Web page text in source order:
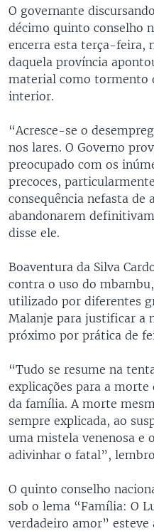
O governante
décimo quinto conselho
encerra esta terça-feira,
daquela província
material como tormento
interior.
“Acresce-se o
nos lares. O Governo
preocupado com os
precoces,
consequência nefasta de
abandonarem
disse ele.
Boaventura da Silva
contra o uso do
utilizado por diferentes
Malanje para justificar a
próximo por prática de
“Tudo se resume na
explicações para a
da família. A morte
sempre explicada, ao
uma mistela venenosa e
adivinhar o fatal”,
O quinto conselho
sob o lema “Família: O
verdadeiro amor” esteve